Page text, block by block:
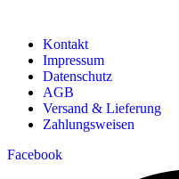
Kontakt
Impressum
Datenschutz
AGB
Versand & Lieferung
Zahlungsweisen
Facebook